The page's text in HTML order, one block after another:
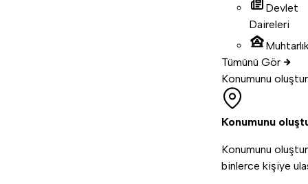
Devlet
Daireleri
Tümünü Gör
Konumunu oluştur
Konumunu
Konumunu
binlerce kişiye